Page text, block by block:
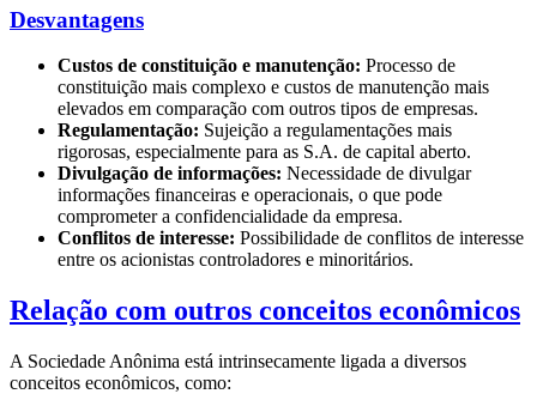
Desvantagens
Custos de constituição e manutenção: Processo de
constituição mais complexo e custos de manutenção mais
elevados em comparação com outros tipos de empresas.
Regulamentação: Sujeição a regulamentações mais
rigorosas, especialmente para as S.A. de capital aberto.
Divulgação de informações: Necessidade de divulgar
informações financeiras e operacionais, o que pode
comprometer a confidencialidade da empresa.
Conflitos de interesse: Possibilidade de conflitos de interesse
entre os acionistas controladores e minoritários.
Relação com outros conceitos econômicos
A Sociedade Anônima está intrinsecamente ligada a diversos
conceitos econômicos, como: